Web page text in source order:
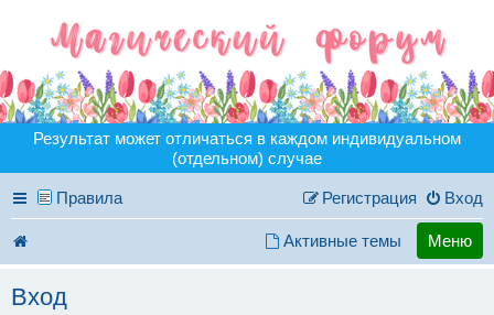
Результат может отличаться в каждом индивидуальном
(отдельном) случае
Правила Вход
Регистрация
Активные темы Меню
Вход